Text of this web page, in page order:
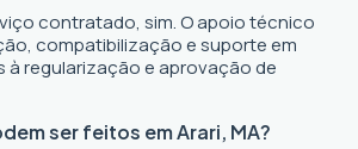
contratado, sim. O apoio técnico
compatibilização e suporte em
à regularização e aprovação de
ser feitos em Arari, MA?